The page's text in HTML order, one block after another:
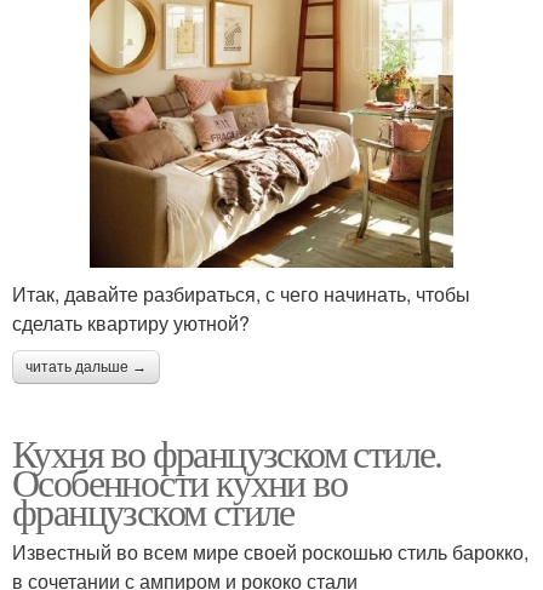
Итак, давайте разбираться, с чего начинать, чтобы
сделать квартиру уютной?
читать дальше →
Кухня во французском стиле.
Особенности кухни во
французском стиле
Известный во всем мире своей роскошью стиль барокко,
в сочетании с ампиром и рококо стали